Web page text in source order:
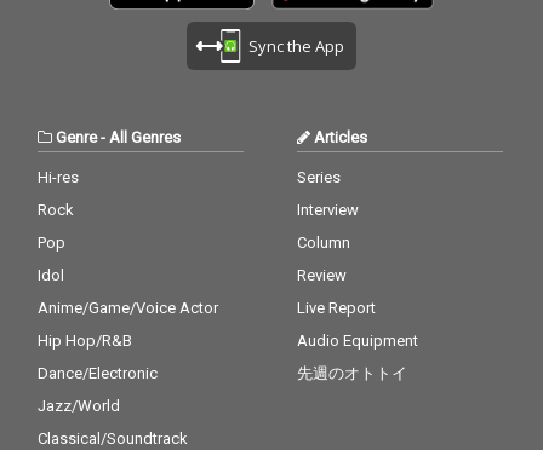
Sync the App
Genre- All Genres
Hi-res
Rock
Pop
Idol
Anime/Game/Voice Actor
Hip Hop/R&B
Dance/Electronic
Jazz/World
Classical/Soundtrack
Articles
Series
Interview
Column
Review
Live Report
Audio Equipment
先週のオトトイ